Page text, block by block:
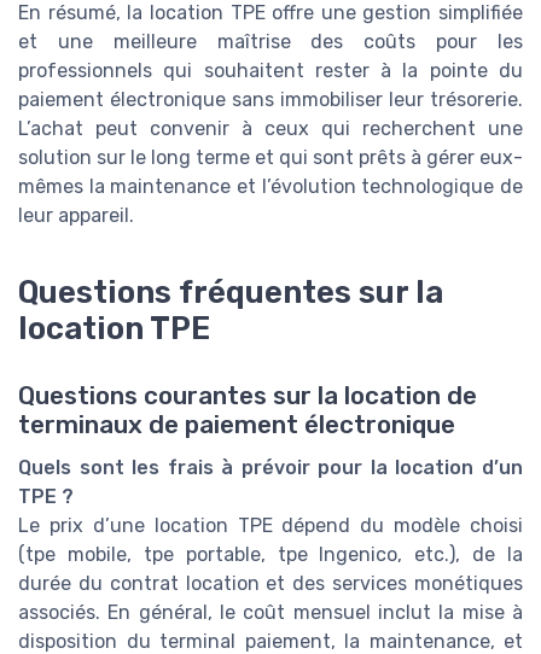
En résumé, la location TPE offre une gestion simplifiée
et une meilleure maîtrise des coûts pour les
professionnels qui souhaitent rester à la pointe du
paiement électronique sans immobiliser leur trésorerie.
L’achat peut convenir à ceux qui recherchent une
solution sur le long terme et qui sont prêts à gérer eux-
mêmes la maintenance et l’évolution technologique de
leur appareil.
Questions fréquentes sur la
location TPE
Questions courantes sur la location de
terminaux de paiement électronique
Quels sont les frais à prévoir pour la location d’un
TPE ?
Le prix d’une location TPE dépend du modèle choisi
(tpe mobile, tpe portable, tpe Ingenico, etc.), de la
durée du contrat location et des services monétiques
associés. En général, le coût mensuel inclut la mise à
disposition du terminal paiement, la maintenance, et